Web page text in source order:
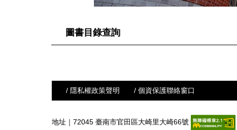
圖書目錄查詢
/ 隱私權政策聲明 / 個資保護聯絡窗口
地址｜72045 臺南市官田區大崎里大崎66號